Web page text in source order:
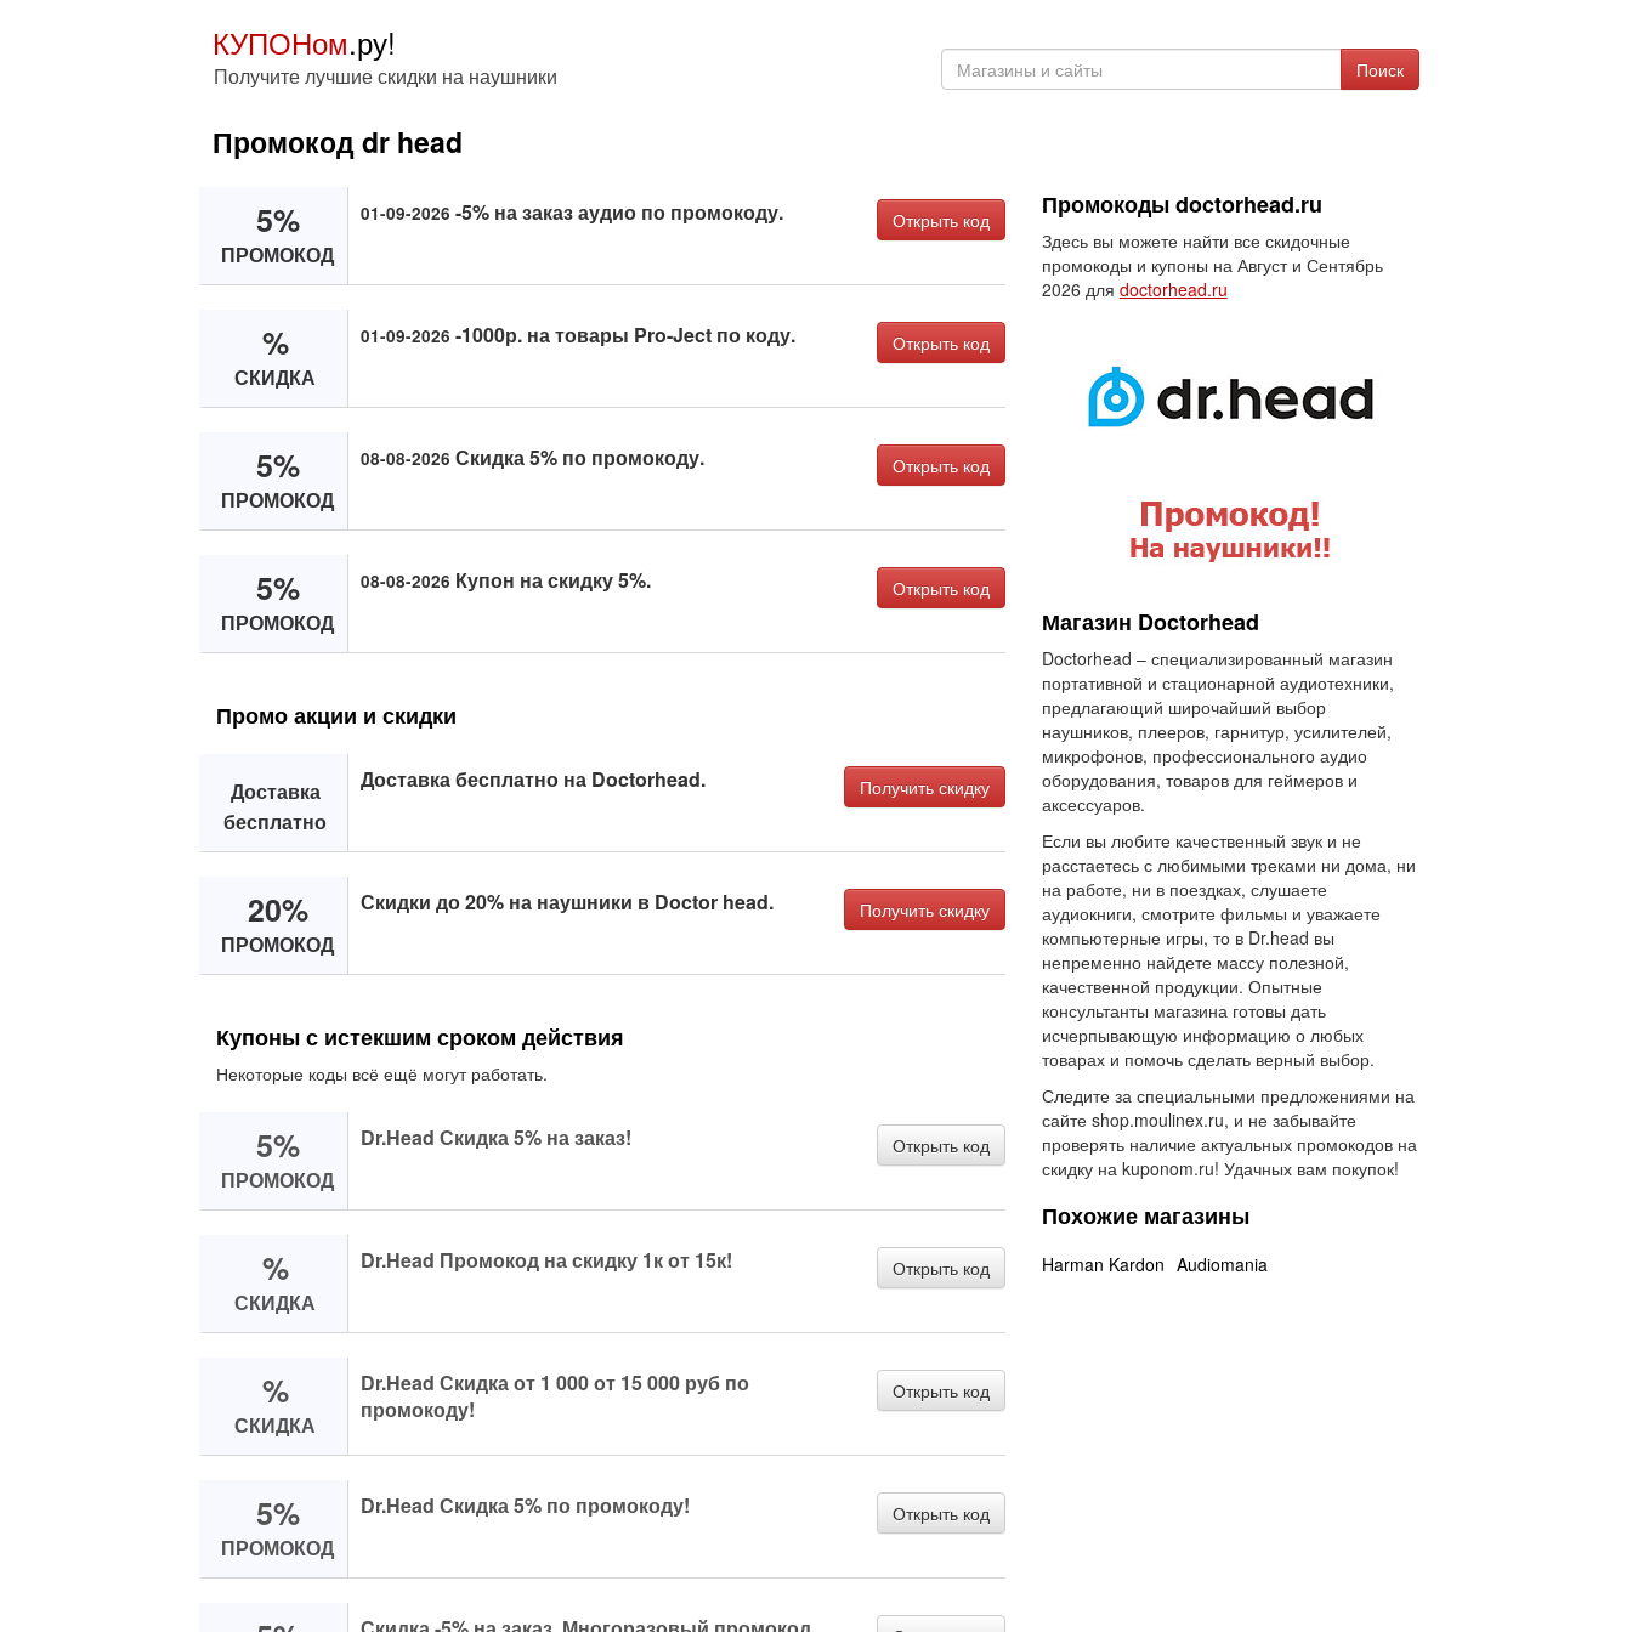
КУПОНом.ру!
Получите лучшие скидки на наушники Поиск
Промокод dr head
5%
ПРОМОКОД
01-09-2026 -5% на заказ аудио по промокоду. Открыть код
%
СКИДКА
01-09-2026 -1000р. на товары Pro-Ject по коду. Открыть код
5%
ПРОМОКОД
08-08-2026 Скидка 5% по промокоду. Открыть код
5%
ПРОМОКОД
08-08-2026 Купон на скидку 5%. Открыть код
Промо акции и скидки
Доставка
бесплатно
Доставка бесплатно на Doctorhead. Получить скидку
20%
ПРОМОКОД
Скидки до 20% на наушники в Doctor head. Получить скидку
Купоны с истекшим сроком действия
Некоторые коды всё ещё могут работать.
5%
ПРОМОКОД
Dr.Head Скидка 5% на заказ! Открыть код
%
СКИДКА
Dr.Head Промокод на скидку 1к от 15к! Открыть код
%
СКИДКА
Dr.Head Скидка от 1 000 от 15 000 руб по
промокоду!
Открыть код
5%
ПРОМОКОД
Dr.Head Скидка 5% по промокоду! Открыть код
Промокоды doctorhead.ru
Здесь вы можете найти все скидочные
промокоды и купоны на Август и Сентябрь
2026 для doctorhead.ru
Магазин Doctorhead
Doctorhead – специализированный магазин
портативной и стационарной аудиотехники,
предлагающий широчайший выбор
наушников, плееров, гарнитур, усилителей,
микрофонов, профессионального аудио
оборудования, товаров для геймеров и
аксессуаров.
Если вы любите качественный звук и не
расстаетесь с любимыми треками ни дома, ни
на работе, ни в поездках, слушаете
аудиокниги, смотрите фильмы и уважаете
компьютерные игры, то в Dr.head вы
непременно найдете массу полезной,
качественной продукции. Опытные
консультанты магазина готовы дать
исчерпывающую информацию о любых
товарах и помочь сделать верный выбор.
Следите за специальными предложениями на
сайте shop.moulinex.ru, и не забывайте
проверять наличие актуальных промокодов на
скидку на kuponom.ru! Удачных вам покупок!
Похожие магазины
Harman Kardon Audiomania